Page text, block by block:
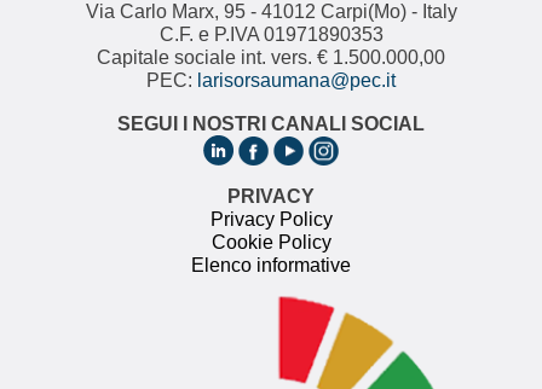
Via Carlo Marx, 95 - 41012 Carpi(Mo) - Italy
C.F. e P.IVA 01971890353
Capitale sociale int. vers. € 1.500.000,00
PEC: larisorsaumana@pec.it
SEGUI I NOSTRI CANALI SOCIAL
PRIVACY
Privacy Policy
Cookie Policy
Elenco informative